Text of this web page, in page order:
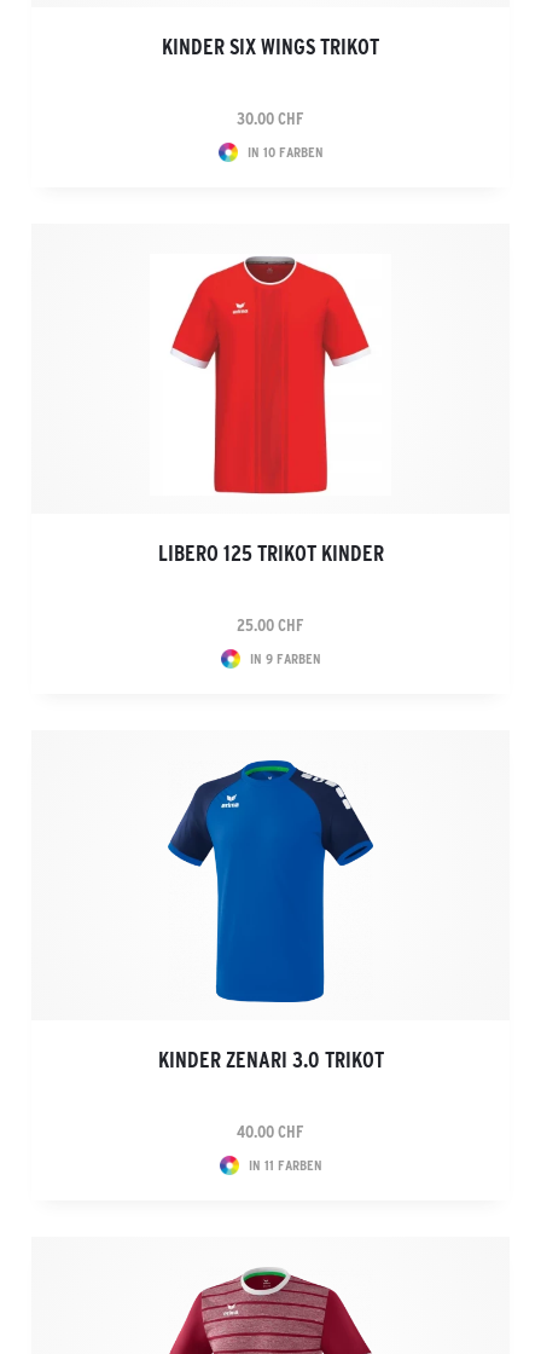
KINDER SIX WINGS TRIKOT
30.00 CHF
IN 10 FARBEN
LIBERO 125 TRIKOT KINDER
25.00 CHF
IN 9 FARBEN
KINDER ZENARI 3.0 TRIKOT
40.00 CHF
IN 11 FARBEN